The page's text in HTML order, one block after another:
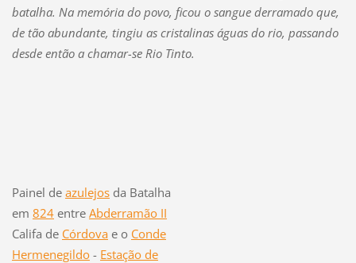
batalha. Na memória do povo, ficou o sangue derramado que,
de tão abundante, tingiu as cristalinas águas do rio, passando
desde então a chamar-se Rio Tinto.
Painel de azulejosda Batalha
em 824entre Abderramão II
Califa de Córdovae o Conde
Hermenegildo- Estação de